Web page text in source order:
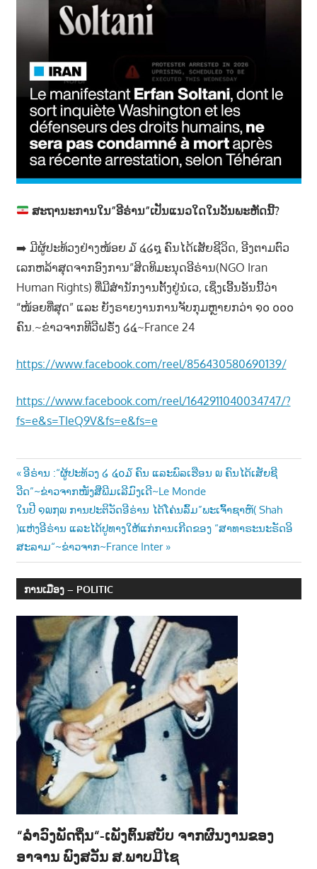
ສະຖານະການໃນ”ອີຣ່ານ”ເປັນແນວໃດໃນວັນພະຫັດນີ້?
➡️ ມີຜູ້ປະທ້ວງຢ່າງໜ້ອຍ ໓ ໔໒໘ ຄົນໄດ້ເສັຍຊີວິດ, ອີງຕາມຕົວ
ເລກຫລ້າສຸດຈາກອົງການ”ສິດທິມະນຸດອີຣ່ານ(NGO Iran
Human Rights) ທີ່ມີສຳນັກງານຕັ້ງຢູ່ນໍເວ, ເຊິ່ງເອີ້ນອັນນີ້ວ່າ
“ໜ້ອຍທີ່ສຸດ” ແລະ ຍັງຣາຍງານການຈັບກຸມຫຼາຍກວ່າ ໑໐ ໐໐໐
ຄົນ.~ຂ່າວຈາກທີວີຝຣັ່ງ ໒໔~France 24
https://www.facebook.com/reel/856430580690139/
https://www.facebook.com/reel/1642911040034747/?
fs=e&s=TIeQ9V&fs=e&fs=e
Post
navigation
Previous
Post:
ອີຣ່ານ :“ຜູ້ປະທ້ວງ ໒ ໔໐໓ ຄົນ ແລະພົລເຮືອນ ໙ ຄົນໄດ້ເສັຍຊີ
ວີດ”~ຂ່າວຈາກໜັງສືພີມເລີມົງເດີ~Le Monde
Next
Post:
ໃນປີ ໑໙໗໙ ການປະຕິວັດອີຣ່ານ ໄດ້ໂຄ່ນລົ້ມ”ພະເຈົ້າຊາຫ໌( Shah
)ແຫ່ງອີຣ່ານ ແລະໄດ້ປູທາງໃຫ້ແກ່ການເກີດຂອງ “ສາທາຣະນະຣັດອິ
ສະລາມ“~ຂ່າວຈາກ~France Inter
ການເມືອງ – POLITIC
“ລຳວົງພັດຖິ່ນ“-ເພັງຕົ້ນສບັບ ຈາກຜົນງານຂອງ
ອາຈານ ພົງສວັນ ສ.ພາບມີໄຊ